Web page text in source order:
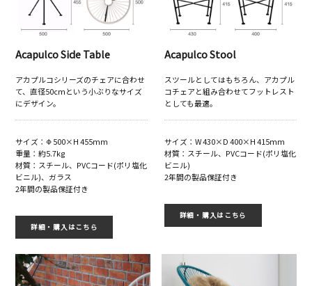
Acapulco Side Table
アカプルコシリーズのチェアに合わせ
て、直径50cmという小ぶりなサイズ
にデザイン。
サイズ：Φ 500×H 455mm
重量：約5.7kg
材質：スチール、PVCコード(ポリ塩化
ビニル)、ガラス
2年間の製品保証付き
詳細・購入はこちら
Acapulco Stool
スツールとしてはもちろん、アカプル
コチェアと組み合わせてフットレスト
としても最適。
サイズ：W 430×D 400×H 415mm
材質：スチール、PVCコード(ポリ塩化
ビニル)
2年間の製品保証付き
詳細・購入はこちら